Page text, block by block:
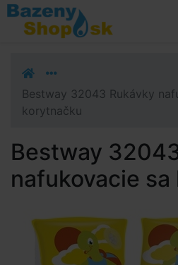
Prejsť k navigácii
Prejsť na obsah
Prejsť k bočnému stĺpci
Bestway 32043 Rukávky
korytnačku
Bestway
nafukovacie